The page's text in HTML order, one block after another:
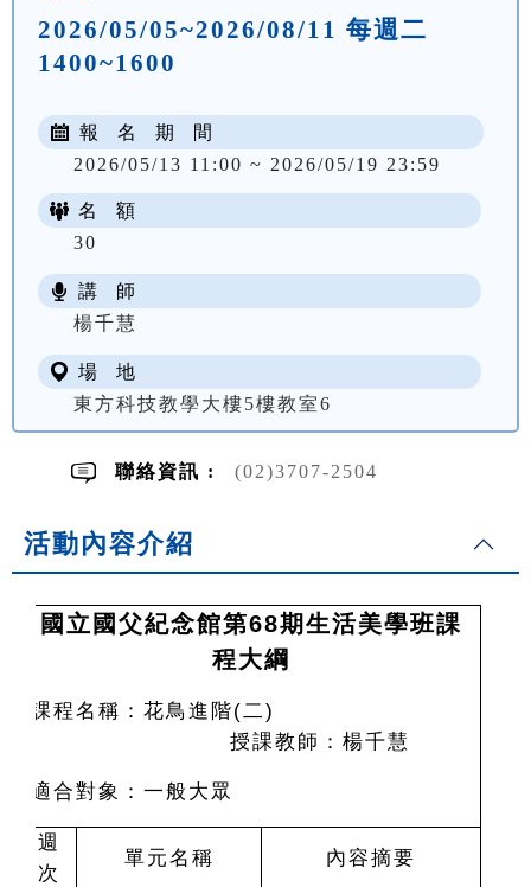
2026/05/05~2026/08/11 每週二
1400~1600
報 名 期 間
2026/05/13 11:00 ~ 2026/05/19 23:59
名 額
30
講 師
楊千慧
場 地
東方科技教學大樓5樓教室6
聯絡資訊 : (02)3707-2504
活動內容介紹
國立國父紀念館第68期生活美學班課
程大綱
課程名稱：花鳥進階(二)
授課教師：楊千慧
適合對象：一般大眾
週
次
單元名稱 內容摘要